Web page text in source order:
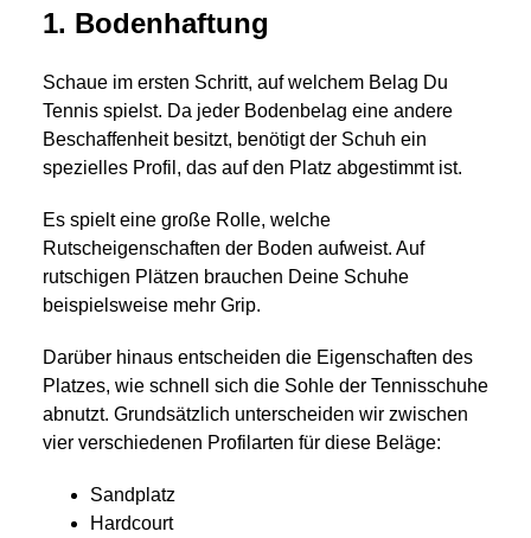
1. Bodenhaftung
Schaue im ersten Schritt, auf welchem Belag Du
Tennis spielst. Da jeder Bodenbelag eine andere
Beschaffenheit besitzt, benötigt der Schuh ein
spezielles Profil, das auf den Platz abgestimmt ist.
Es spielt eine große Rolle, welche
Rutscheigenschaften der Boden aufweist. Auf
rutschigen Plätzen brauchen Deine Schuhe
beispielsweise mehr Grip.
Darüber hinaus entscheiden die Eigenschaften des
Platzes, wie schnell sich die Sohle der Tennisschuhe
abnutzt. Grundsätzlich unterscheiden wir zwischen
vier verschiedenen Profilarten für diese Beläge:
Sandplatz
Hardcourt